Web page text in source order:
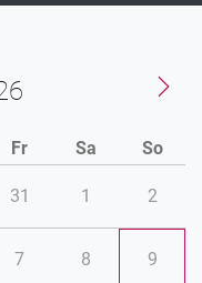
Fr Sa So
31 1 2
7 8 9